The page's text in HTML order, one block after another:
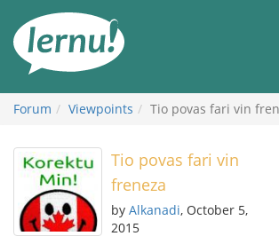
the
content
Forum Viewpoints Tio povas fari vin
Tio povas fari vin
freneza
by Alkanadi, October 5,
2015